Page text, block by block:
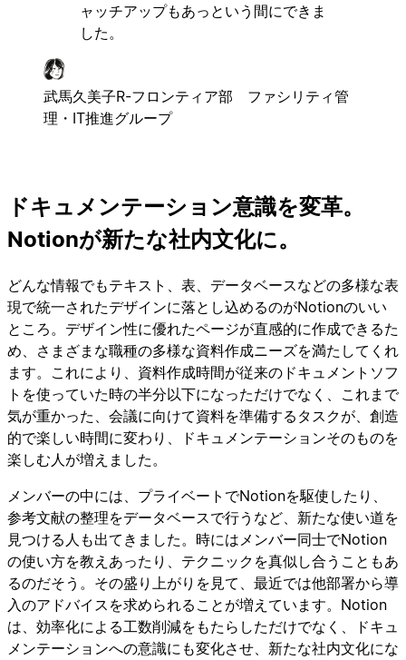
ャッチアップもあっという間にできま
した。
武馬久美子R-フロンティア部 ファシリティ管
理・IT推進グループ
ドキュメンテーション意識を変革。
Notionが新たな社内文化に。
どんな情報でもテキスト、表、データベースなどの多様な表
現で統一されたデザインに落とし込めるのがNotionのいい
ところ。デザイン性に優れたページが直感的に作成できるた
め、さまざまな職種の多様な資料作成ニーズを満たしてくれ
ます。これにより、資料作成時間が従来のドキュメントソフ
トを使っていた時の半分以下になっただけでなく、これまで
気が重かった、会議に向けて資料を準備するタスクが、創造
的で楽しい時間に変わり、ドキュメンテーションそのものを
楽しむ人が増えました。
メンバーの中には、プライベートでNotionを駆使したり、
参考文献の整理をデータベースで行うなど、新たな使い道を
見つける人も出てきました。時にはメンバー同士でNotion
の使い方を教えあったり、テクニックを真似し合うこともあ
るのだそう。その盛り上がりを見て、最近では他部署から導
入のアドバイスを求められることが増えています。Notion
は、効率化による工数削減をもたらしただけでなく、ドキュ
メンテーションへの意識にも変化させ、新たな社内文化にな